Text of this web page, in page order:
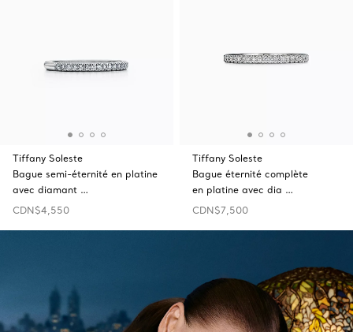
Tiffany Soleste
Bague semi-éternité en platine
avec diamant …
CDN$4,550
Tiffany Soleste
Bague éternité complète
en platine avec dia …
CDN$7,500